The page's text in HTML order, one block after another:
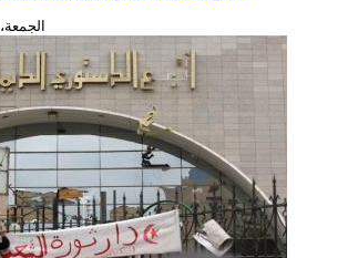
الجمعة، 19 جوان، 2020 - 08:52